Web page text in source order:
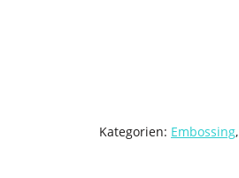
Kategorien: Embossing,